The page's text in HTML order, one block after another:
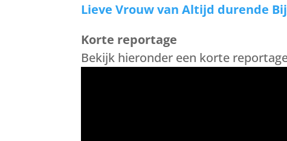
Lieve Vrouw van Altijd durende
Korte reportage
Bekijk hieronder een korte